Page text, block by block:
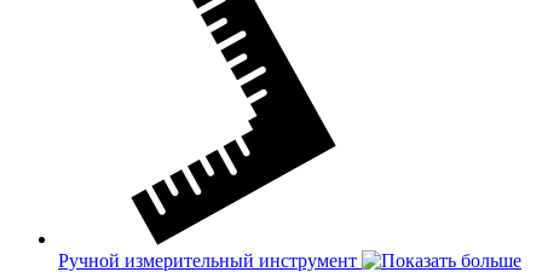
Ручной измерительный инструмент